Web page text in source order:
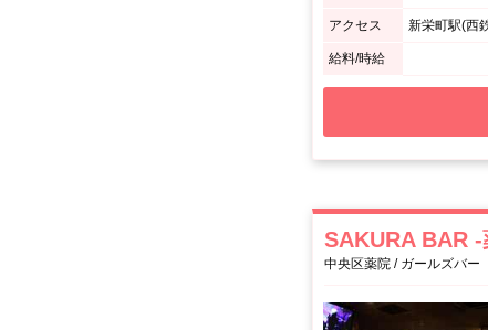
アクセス 新栄町駅(西
給料/時給
SAKURA BAR -
中央区薬院 / ガールズバー